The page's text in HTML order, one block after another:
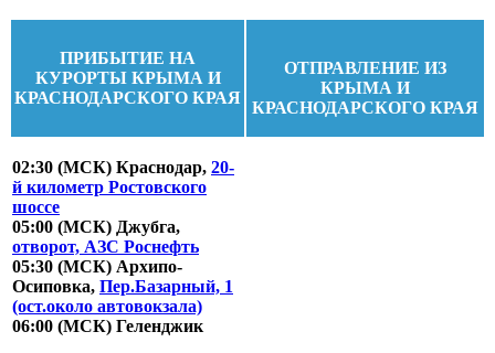
ПРИБЫТИЕ НА
КУРОРТЫ КРЫМА И
КРАСНОДАРСКОГО КРАЯ
ОТПРАВЛЕНИЕ ИЗ
КРЫМА И
КРАСНОДАРСКОГО КРАЯ
02:30 (МСК) Краснодар, 20-
й километр Ростовского
шоссе
05:00 (МСК) Джубга,
отворот, АЗС Роснефть
05:30 (МСК) Архипо-
Осиповка, Пер.Базарный, 1
(ост.около автовокзала)
06:00 (МСК) Геленджик